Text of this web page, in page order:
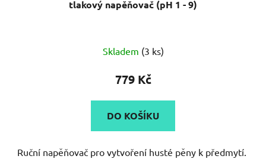
tlakový napěňovač (pH 1 - 9)
hodnocení
produktu
5,0
z
hvězdiček.
Skladem (3 ks)
779 Kč
DO KOŠÍKU
Ruční napěňovač pro vytvoření husté pěny k předmytí.